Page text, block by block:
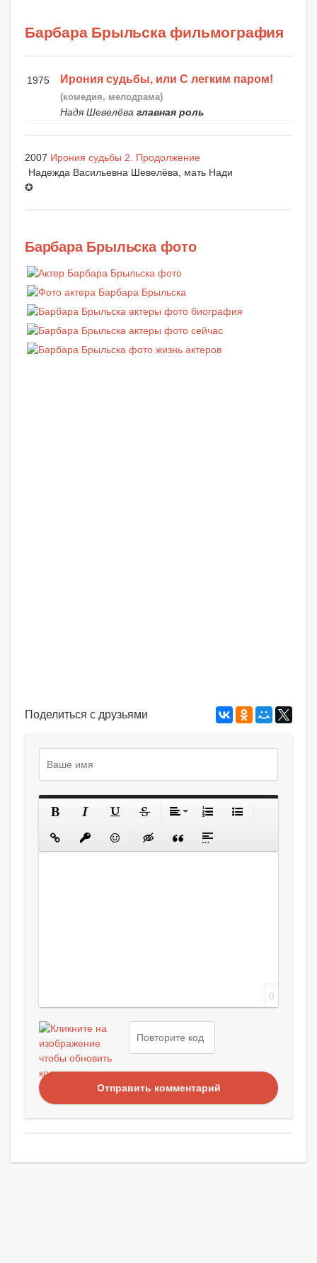
Барбара Брыльска фильмография
1975 Ирония судьбы, или С легким паром!
(комедия, мелодрама)
Надя Шевелёва главная роль
2007 Ирония судьбы 2. Продолжение
Надежда Васильевна Шевелёва, мать Нади
✪
Барбара Брыльска фото
Поделиться с друзьями
0
Отправить комментарий